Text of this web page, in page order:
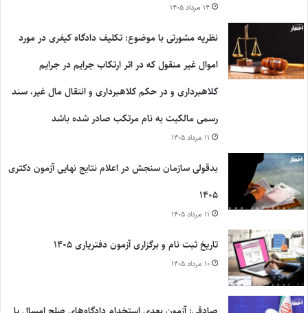
۱۴ مرداد ۱۴۰۵
نظریه مشورتی با موضوع: تکلیف دادگاه کیفری در مورد
اموال غیر منقول که در اثر ارتکاب جرایم در جرایم
کلاهبرداری و در حکم کلاهبرداری و انتقال مال غیر، سند
رسمی مالکیت به نام مرتکب صادر شده باشد
۱۱ مرداد ۱۴۰۵
بدقولی سازمان سنجش در اعلام نتایج نهایی آزمون دکتری
۱۴۰۵
۱۱ مرداد ۱۴۰۵
تاریخ ثبت نام و برگزاری آزمون دفتریاری ۱۴۰۵
۱۰ مرداد ۱۴۰۵